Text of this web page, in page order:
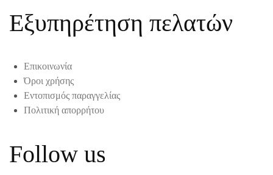
Εξυπηρέτηση πελατών
Επικοινωνία
Όροι χρήσης
Εντοπισμός παραγγελίας
Πολιτική απορρήτου
Follow us